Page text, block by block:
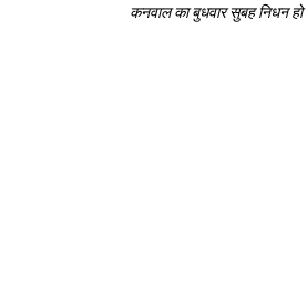
कनवाल का बुधवार सुबह निधन